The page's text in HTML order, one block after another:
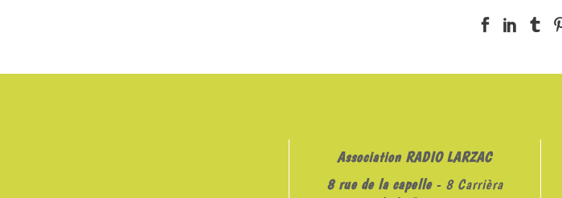
Association RADIO LARZAC
8 rue de la capelle- 8 Carrièra